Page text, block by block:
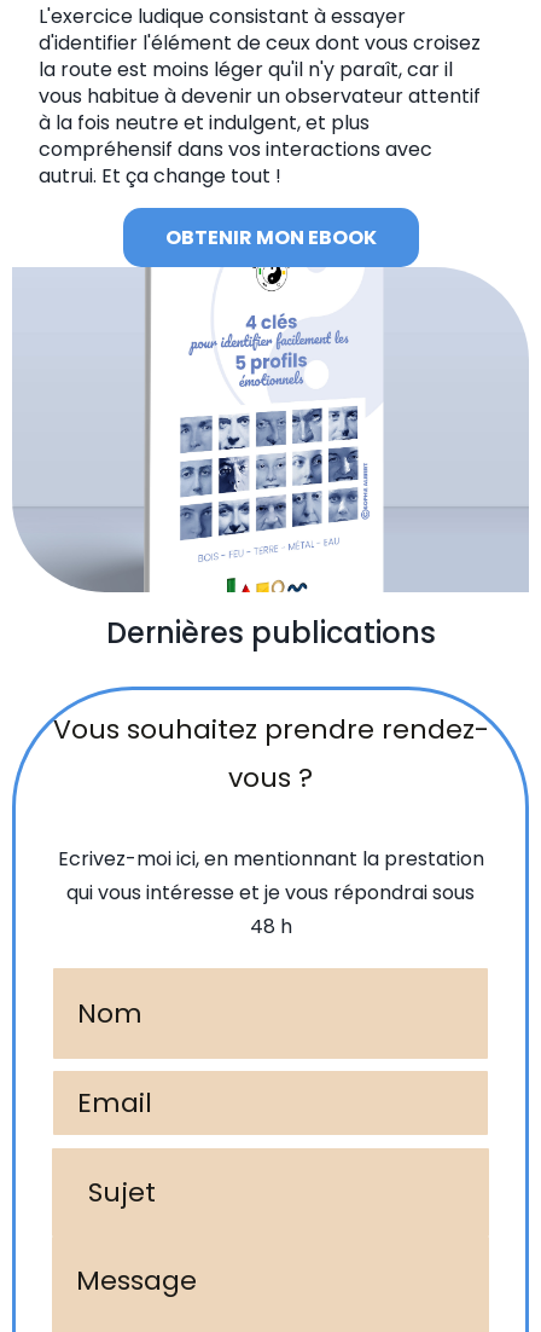
L'exercice ludique consistant à essayer
d'identifier l'élément de ceux dont vous croisez
la route est moins léger qu'il n'y paraît, car il
vous habitue à devenir un observateur attentif
à la fois neutre et indulgent, et plus
compréhensif dans vos interactions avec
autrui. Et ça change tout !
OBTENIR MON EBOOK
Dernières publications
Vous souhaitez prendre rendez-
vous ?
Ecrivez-moi ici, en mentionnant la prestation
qui vous intéresse et je vous répondrai sous
48 h